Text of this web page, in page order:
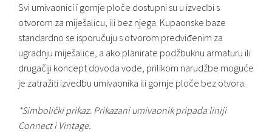
Svi umivaonici i gornje ploče dostupni su u izvedbi s
otvorom za miješalicu, ili bez njega. Kupaonske baze
standardno se isporučuju s otvorom predviđenim za
ugradnju miješalice, a ako planirate podžbuknu armaturu ili
drugačiji koncept dovoda vode, prilikom narudžbe moguće
je zatražiti izvedbu umivaonika ili gornje ploče bez otvora.
*Simbolički prikaz. Prikazani umivaonik pripada liniji
Connect i Vintage.